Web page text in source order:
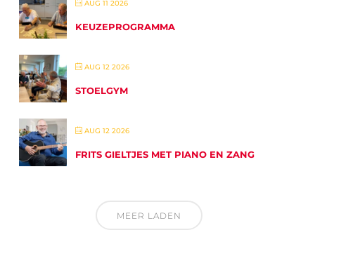
AUG 11 2026
KEUZEPROGRAMMA
AUG 12 2026
STOELGYM
AUG 12 2026
FRITS GIELTJES MET PIANO EN ZANG
MEER LADEN